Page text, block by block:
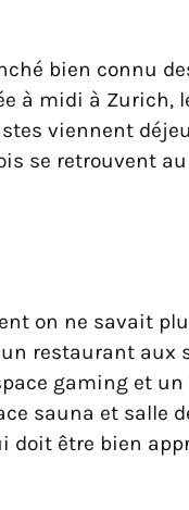
bien connu
à midi à Zurich,
viennent
se retrouvent
on ne savait
restaurant aux
gaming et
sauna et salle
doit être bien